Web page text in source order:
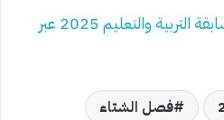
رابط الاستعلام عن نتيجة مسابقة التربية والتعليم 2025 عبر
فصل الشتاء